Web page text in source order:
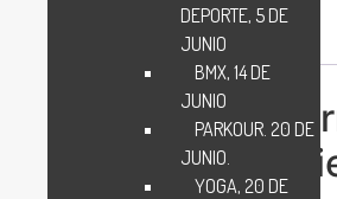
Valoraciones (1)
1 valoración en
Pádel. 23 de
DEPORTE, 5 DE
JUNIO
BMX, 14 DE
JUNIO
PARKOUR. 20 DE
JUNIO.
YOGA, 20 DE